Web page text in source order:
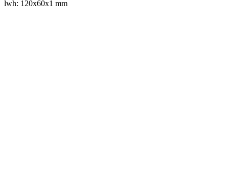
lwh: 120x60x1 mm